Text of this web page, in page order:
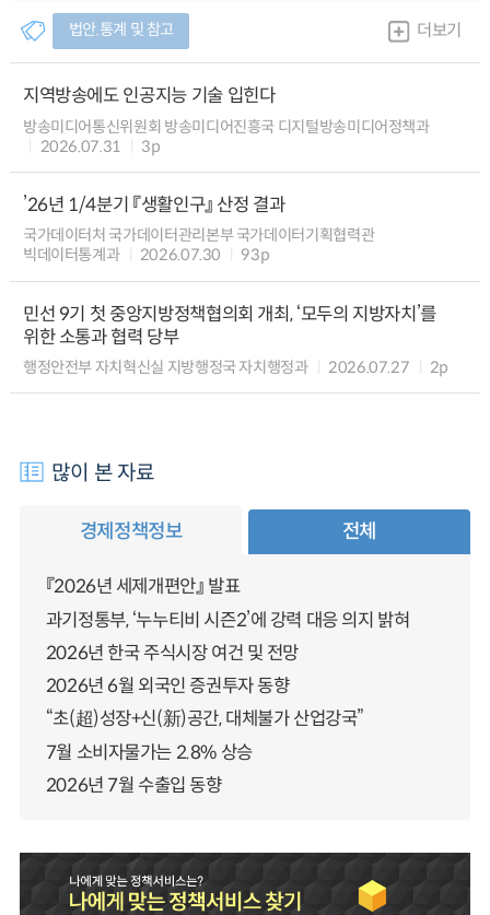
법안.통계 및 참고 더보기
지역방송에도 인공지능 기술 입힌다
방송미디어통신위원회 방송미디어진흥국 디지털방송미디어정책과
2026.07.31
3p
’26년 1/4분기 『생활인구』 산정 결과
국가데이터처 국가데이터관리본부 국가데이터기획협력관
빅데이터통계과
2026.07.30 93p
민선 9기 첫 중앙지방정책협의회 개최, ‘모두의 지방자치’를
위한 소통과 협력 당부
행정안전부 자치혁신실 지방행정국 자치행정과 2026.07.27 2p
많이 본 자료
경제정책정보 전체
『2026년 세제개편안』 발표
과기정통부, ‘누누티비 시즌2’에 강력 대응 의지 밝혀
2026년 한국 주식시장 여건 및 전망
2026년 6월 외국인 증권투자 동향
“초(超)성장+신(新)공간, 대체불가 산업강국”
7월 소비자물가는 2.8% 상승
2026년 7월 수출입 동향